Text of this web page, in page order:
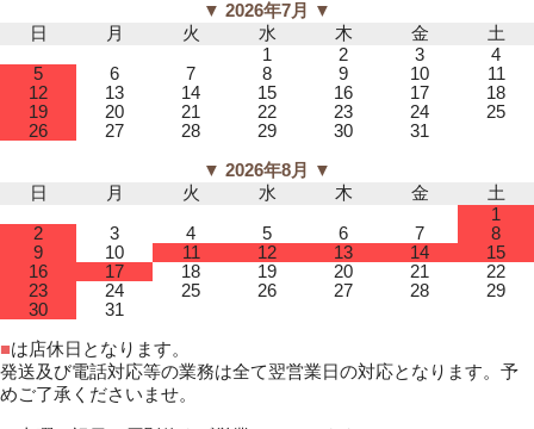
▼ 2026年7月 ▼
日
月 火 水 木 金
土
1
2 3
4
5
6 7 8 9 10
11
12
13 14 15 16 17
18
19
20 21 22 23 24
25
26
27 28 29 30 31
▼ 2026年8月 ▼
日
月 火 水 木 金
土
1
2
3 4 5 6 7
8
9
10 11 12 13 14
15
16
17 18 19 20 21
22
23
24 25 26 27 28
29
30
31
■は店休日となります。
発送及び電話対応等の業務は全て翌営業日の対応となります。予
めご了承くださいませ。